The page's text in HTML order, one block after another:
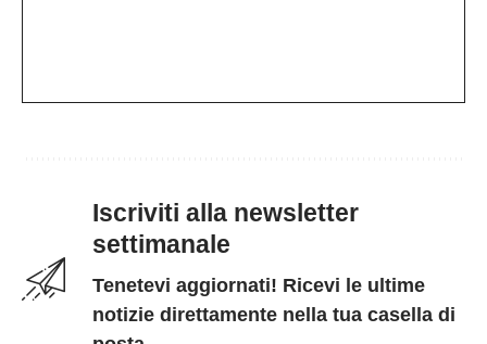
Iscriviti alla newsletter
settimanale
Tenetevi aggiornati! Ricevi le ultime
notizie direttamente nella tua casella di